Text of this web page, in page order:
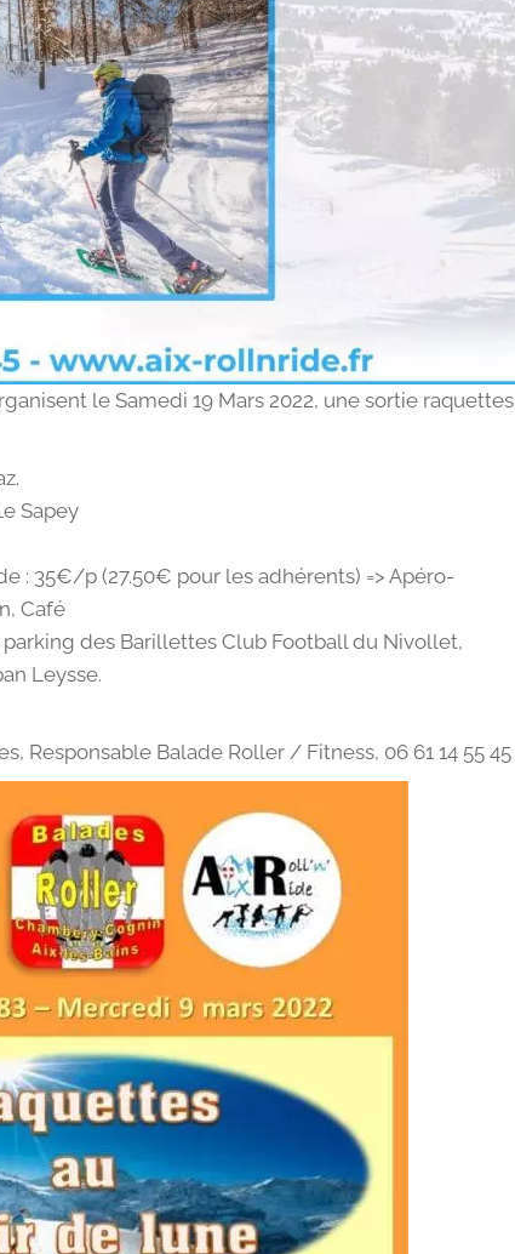
le Samedi 19 Mars 2022, une sortie raquettes
Sapey
: 35€/p (27.50€ pour les adhérents) => Apéro-
Café
des Barillettes Club Football du Nivollet,
Leysse.
Responsable Balade Roller / Fitness, 06 61 14 55 45